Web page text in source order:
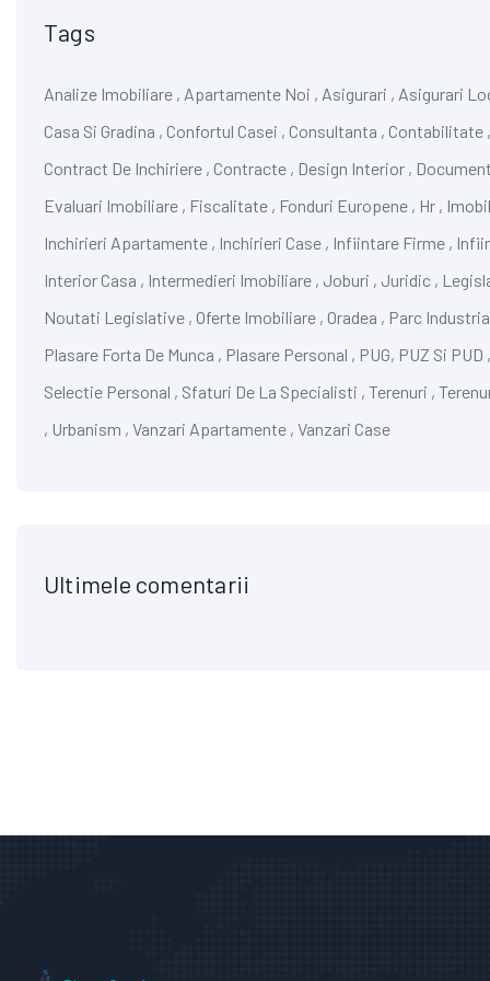
Tags
Analize Imobiliare , Apartamente Noi , Asigurari , Asigurari
Casa Si Gradina , Confortul Casei , Consultanta , Contabilitate
Contract De Inchiriere , Contracte , Design Interior ,
Evaluari Imobiliare , Fiscalitate , Fonduri Europene , Hr ,
Inchirieri Apartamente , Inchirieri Case , Infiintare Firme ,
Interior Casa , Intermedieri Imobiliare , Joburi , Juridic ,
Noutati Legislative , Oferte Imobiliare , Oradea , Parc
Plasare Forta De Munca , Plasare Personal , PUG, PUZ Si PUD
Selectie Personal , Sfaturi De La Specialisti , Terenuri ,
, Urbanism , Vanzari Apartamente , Vanzari Case
Ultimele comentarii